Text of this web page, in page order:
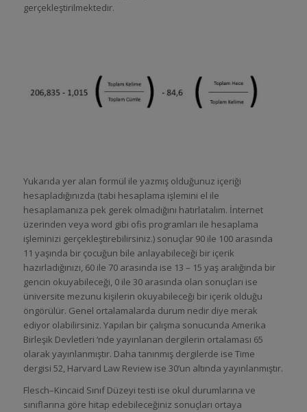
gerçekleştirilmektedir.
Yukarıda yer alan formül ile yazmış olduğunuz içeriği
hesapladığınızda (tabi hesaplama işlemini el ile
hesaplamanıza pek gerek olmadığını hatırlatalım. İnternet
üzerinden veya word gibi ofis programları ile hesaplama
işleminizi gerçekleştirebilirsiniz.) sonuçlar 90 ile 100 arasında
11 yaşında bir çocuğun bile anlayabileceği bir içerik
hazırladığınızı, 60 ile 70 arasında ise 13 – 15 yaş aralığında bir
gencin okuyabileceği, 0 ile 30 arasında olan sonuçları ise
üniversite mezunu kişilerin okuyabileceği bir içerik olduğu
öngörülür. Genel ortalamalarda durum nedir diye merak
ediyor olabilirsiniz. Yapılan bir çalışma sonucunda Amerika
Birleşik Devletleri ‘nde yayınlanan dergilerin ortalaması 65
olarak yayınlanmıştır. Daha tanınmış dergilerde ise Time
dergisi 52, Harvard Law Review ise 30’un altında yayınlanmıştır.
Flesch–Kincaid Sınıf Düzeyi testi ise okul durumlarına ve
sınıflarına göre hitap edebileceğiniz sonuçları ortaya